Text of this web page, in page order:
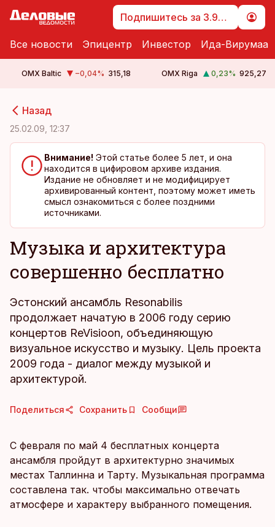
Подпишитесь за 3.99 €
Все новости Эпицентр Инвестор Ида-Вирумаа
OMX Baltic −0,04% 315,18 OMX Riga 0,23% 925,27
Назад
25.02.09, 12:37
Внимание! Этой статье более 5 лет, и она
находится в цифировом архиве издания.
Издание не обновляет и не модифицирует
архивированный контент, поэтому может иметь
смысл ознакомиться с более поздними
источниками.
Музыка и архитектура
совершенно бесплатно
Эстонский ансамбль Resonabilis
продолжает начатую в 2006 году серию
концертов ReVisioon, объединяющую
визуальное искусство и музыку. Цель проекта
2009 года - диалог между музыкой и
архитектурой.
Поделиться Сохранить Сообщи
С февраля по май 4 бесплатных концерта
ансамбля пройдут в архитектурно значимых
местах Таллинна и Тарту. Музыкальная программа
составлена так. чтобы максимально отвечать
атмосфере и характеру выбранного помещения.